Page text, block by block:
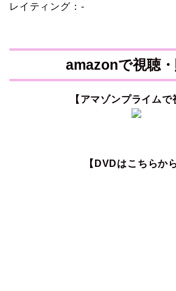
レイティング：-
amazonで視聴
【アマゾンプライムで
【DVDはこちらから